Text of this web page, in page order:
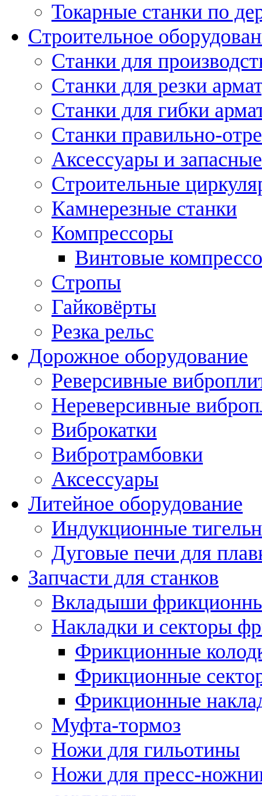
Токарные станки по
Строительное
Станки для
Станки для резки
Станки для гибки
Станки правильно-
Аксессуары и
Строительные
Камнерезные станки
Компрессоры
Винтовые
Стропы
Гайковёрты
Резка рельс
Дорожное оборудование
Реверсивные
Нереверсивные
Виброкатки
Вибротрамбовки
Аксессуары
Литейное оборудование
Индукционные
Дуговые печи для
Запчасти для станков
Вкладыши
Накладки и секторы
Фрикционные
Фрикционные
Фрикционные
Муфта-тормоз
Ножи для гильотины
Ножи для пресс-